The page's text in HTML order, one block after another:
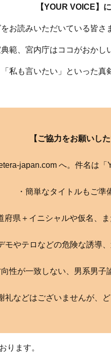
【YOUR VOICE】
お読みいただいている皆さ
範、宮内庁はココがおかし
私も言いたい」といった
【ご協力をお願いした
japan.com へ。件名は
・簡単なタイトルもご準
府県＋イニシャルや仮名、
モやテロなどの危険な誘導
向性が一致しない、男系男子
礼などはございませんが、
ります。